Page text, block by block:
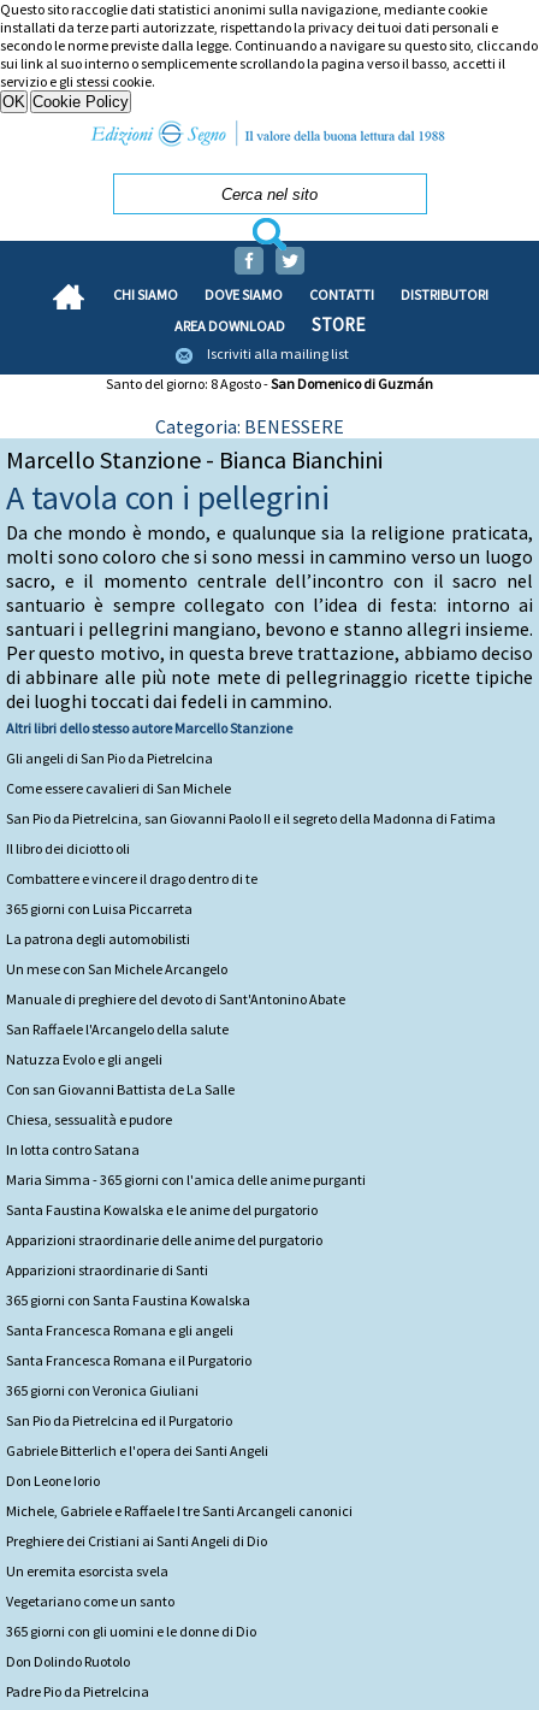
Questo sito raccoglie dati statistici anonimi sulla navigazione, mediante cookie
installati da terze parti autorizzate, rispettando la privacy dei tuoi dati personali e
secondo le norme previste dalla legge. Continuando a navigare su questo sito, cliccando
sui link al suo interno o semplicemente scrollando la pagina verso il basso, accetti il
servizio e gli stessi cookie.
CHI SIAMO DOVE SIAMO CONTATTI
DISTRIBUTORI
AREA DOWNLOAD
STORE
Iscriviti alla mailing list
Santo del giorno: 8 Agosto -San Domenico di Guzmán
Categoria: BENESSERE
Marcello Stanzione - Bianca Bianchini
A tavola con i pellegrini
Da che mondo è mondo, e qualunque sia la religione praticata,
molti sono coloro che si sono messi in cammino verso un luogo
sacro, e il momento centrale dell’incontro con il sacro nel
santuario è sempre collegato con l’idea di festa: intorno ai
santuari i pellegrini mangiano, bevono e stanno allegri insieme.
Per questo motivo, in questa breve trattazione, abbiamo deciso
di abbinare alle più note mete di pellegrinaggio ricette tipiche
dei luoghi toccati dai fedeli in cammino.
Altri libri dello stesso autoreMarcello Stanzione
Gli angeli di San Pio da Pietrelcina
Come essere cavalieri di San Michele
San Pio da Pietrelcina, san Giovanni Paolo II e il segreto della Madonna di Fatima
Il libro dei diciotto oli
Combattere e vincere il drago dentro di te
365 giorni con Luisa Piccarreta
La patrona degli automobilisti
Un mese con San Michele Arcangelo
Manuale di preghiere del devoto di Sant'Antonino Abate
San Raffaele l'Arcangelo della salute
Natuzza Evolo e gli angeli
Con san Giovanni Battista de La Salle
Chiesa, sessualità e pudore
In lotta contro Satana
Maria Simma - 365 giorni con l'amica delle anime purganti
Santa Faustina Kowalska e le anime del purgatorio
Apparizioni straordinarie delle anime del purgatorio
Apparizioni straordinarie di Santi
365 giorni con Santa Faustina Kowalska
Santa Francesca Romana e gli angeli
Santa Francesca Romana e il Purgatorio
365 giorni con Veronica Giuliani
San Pio da Pietrelcina ed il Purgatorio
Gabriele Bitterlich e l'opera dei Santi Angeli
Don Leone Iorio
Michele, Gabriele e Raffaele I tre Santi Arcangeli canonici
Preghiere dei Cristiani ai Santi Angeli di Dio
Un eremita esorcista svela
Vegetariano come un santo
365 giorni con gli uomini e le donne di Dio
Don Dolindo Ruotolo
Padre Pio da Pietrelcina